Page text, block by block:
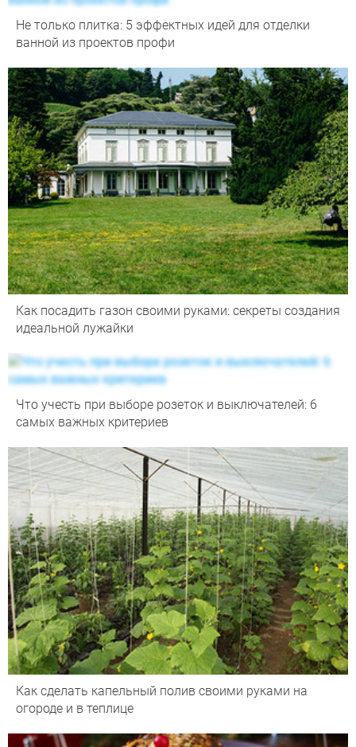
Не только плитка: 5 эффектных идей для отделки
ванной из проектов профи
Как посадить газон своими руками: секреты создания
идеальной лужайки
Что учесть при выборе розеток и выключателей: 6
самых важных критериев
Как сделать капельный полив своими руками на
огороде и в теплице